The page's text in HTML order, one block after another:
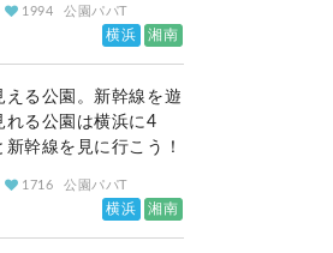
1994 公園パパT
横浜 湘南
える公園。新幹線を遊
れる公園は横浜に4
新幹線を見に行こう！
1716 公園パパT
横浜 湘南